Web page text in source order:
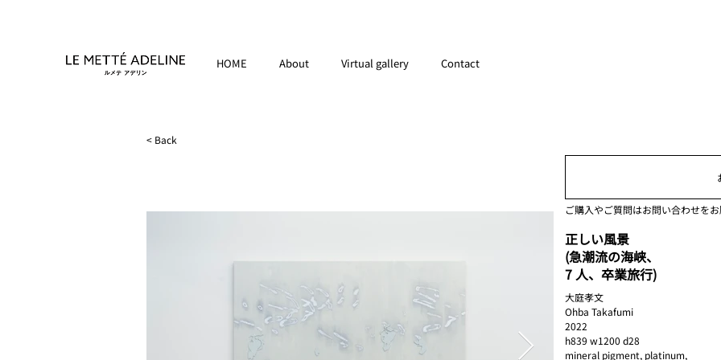
HOME About Virtual gallery Contact
< Back
ご購入やご質問はお問い合わせをお
正しい風景
(急潮流の海峡、
7 人、卒業旅行)
大庭孝文
Ohba Takafumi
2022
h839 w1200 d28
mineral pigment, platinum,